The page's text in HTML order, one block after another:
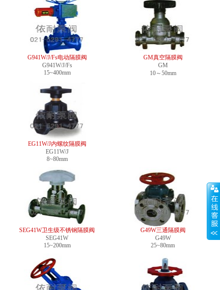
G941W/J/Fs电动隔膜阀
G941W/J/Fs
15~400mm
GM真空隔膜阀
GM
10～50mm
EG11W/J内螺纹隔膜阀
EG11W/J
8~80mm
SEG41W卫生级不锈钢隔膜阀
SEG41W
15~200mm
G49W三通隔膜阀
G49W
25~80mm